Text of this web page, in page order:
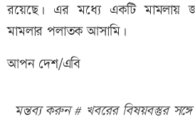
রয়েছে। এর মধ্যে একটি মামলায়
মামলার পলাতক আসামি।
আপন দেশ/এবি
মন্তব্য করুন # খবরের বিষয়বস্তুর